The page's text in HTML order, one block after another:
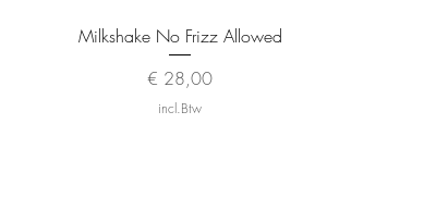
Snel overzicht
Milkshake No Frizz Allowed
Prijs
€ 28,00
incl.Btw